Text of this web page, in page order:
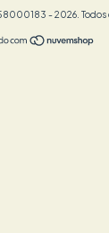
- 2026. Todos